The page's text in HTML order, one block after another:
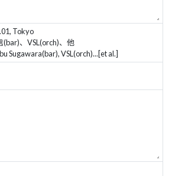
Tokyo
(bar)、VSL(orch)、他
Sugawara(bar), VSL(orch)...[et al.]